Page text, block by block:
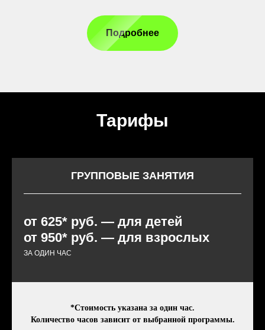
Подробнее
Тарифы
ГРУППОВЫЕ ЗАНЯТИЯ
от 625* руб. — для детей
от 950* руб. — для взрослых
ЗА ОДИН ЧАС
*Стоимость указана за один час.
Количество часов зависит от выбранной программы.